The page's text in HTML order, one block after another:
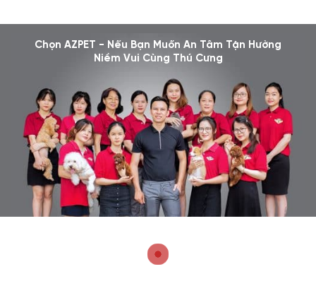
Chọn AZPET - Nếu Bạn Muốn An Tâm Tận Hưởng
Niềm Vui Cùng Thú Cưng